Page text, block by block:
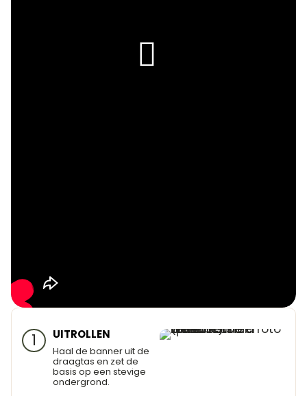
1 UITROLLEN
Haal de banner uit de
draagtas en zet de
basis op een stevige
ondergrond.